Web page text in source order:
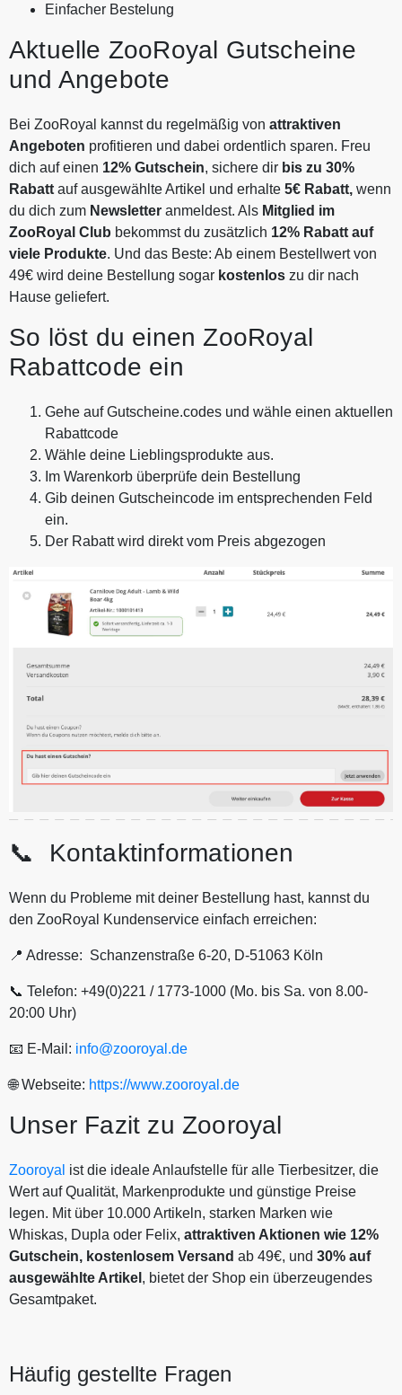
Einfacher Bestelung
Aktuelle ZooRoyal Gutscheine
und Angebote
Bei ZooRoyal kannst du regelmäßig von attraktiven
Angeboten profitieren und dabei ordentlich sparen. Freu
dich auf einen 12% Gutschein, sichere dir bis zu 30%
Rabatt auf ausgewählte Artikel und erhalte 5€ Rabatt, wenn
du dich zum Newsletter anmeldest. Als Mitglied im
ZooRoyal Club bekommst du zusätzlich 12% Rabatt auf
viele Produkte. Und das Beste: Ab einem Bestellwert von
49€ wird deine Bestellung sogar kostenlos zu dir nach
Hause geliefert.
So löst du einen ZooRoyal
Rabattcode ein
Gehe auf Gutscheine.codes und wähle einen aktuellen
Rabattcode
Wähle deine Lieblingsprodukte aus.
Im Warenkorb überprüfe dein Bestellung
Gib deinen Gutscheincode im entsprechenden Feld
ein.
Der Rabatt wird direkt vom Preis abgezogen
📞 Kontaktinformationen
Wenn du Probleme mit deiner Bestellung hast, kannst du
den ZooRoyal Kundenservice einfach erreichen:
📍 Adresse: Schanzenstraße 6-20, D-51063 Köln
📞 Telefon: +49(0)221 / 1773-1000 (Mo. bis Sa. von 8.00-
20:00 Uhr)
📧 E-Mail: info@zooroyal.de
🌐 Webseite: https://www.zooroyal.de
Unser Fazit zu Zooroyal
Zooroyal ist die ideale Anlaufstelle für alle Tierbesitzer, die
Wert auf Qualität, Markenprodukte und günstige Preise
legen. Mit über 10.000 Artikeln, starken Marken wie
Whiskas, Dupla oder Felix, attraktiven Aktionen wie 12%
Gutschein, kostenlosem Versand ab 49€, und 30% auf
ausgewählte Artikel , bietet der Shop ein überzeugendes
Gesamtpaket.
Häufig gestellte Fragen